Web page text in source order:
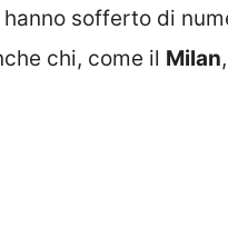
sofferto di
chi, come il Milan